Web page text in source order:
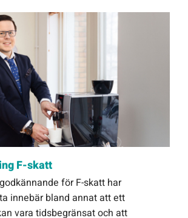
F-skatt
för F-skatt har
innebär bland annat att ett
vara tidsbegränsat och att